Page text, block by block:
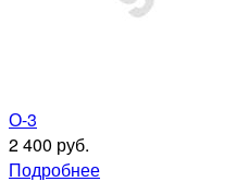
О-3
2 400 руб.
Подробнее